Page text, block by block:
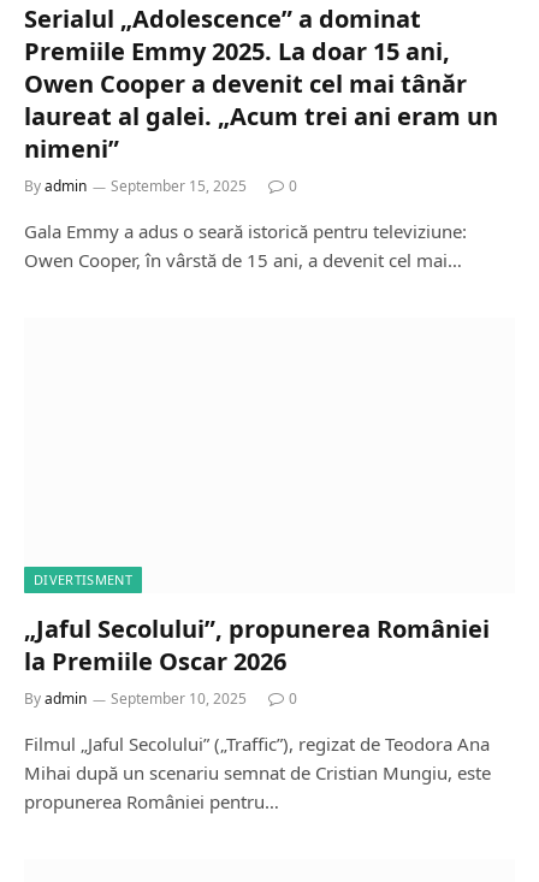
Serialul „Adolescence” a dominat
Premiile Emmy 2025. La doar 15 ani,
Owen Cooper a devenit cel mai tânăr
laureat al galei. „Acum trei ani eram un
nimeni”
Byadmin September 15, 2025 0
Gala Emmy a adus o seară istorică pentru televiziune:
Owen Cooper, în vârstă de 15 ani, a devenit cel mai…
DIVERTISMENT
„Jaful Secolului”, propunerea României
la Premiile Oscar 2026
Byadmin September 10, 2025 0
Filmul „Jaful Secolului” („Traffic”), regizat de Teodora Ana
Mihai după un scenariu semnat de Cristian Mungiu, este
propunerea României pentru…